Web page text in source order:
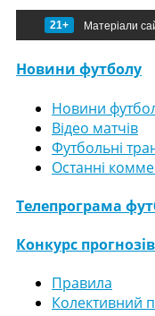
21+ Матеріали
Новини футболу
Новини
Відео матчів
Футбольні
Останні
Телепрограма
Конкурс прогнозів
Правила
Колективний